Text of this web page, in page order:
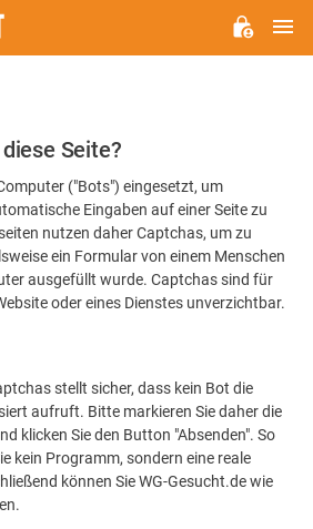
Seite?
("Bots") eingesetzt, um
Eingaben auf einer Seite zu
nutzen daher Captchas, um zu
ein Formular von einem Menschen
ausgefüllt wurde. Captchas sind für
oder eines Dienstes unverzichtbar.
stellt sicher, dass kein Bot die
aufruft. Bitte markieren Sie daher die
klicken Sie den Button "Absenden". So
kein Programm, sondern eine reale
können Sie WG-Gesucht.de wie